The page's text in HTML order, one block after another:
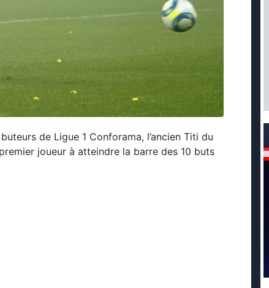
de Ligue 1 Conforama, l’ancien Titi du
joueur à atteindre la barre des 10 buts